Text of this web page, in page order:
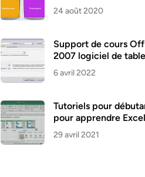
24 août 2020
Support de cours
2007 logiciel de
6 avril 2022
Tutoriels pour
pour apprendre Excel
29 avril 2021